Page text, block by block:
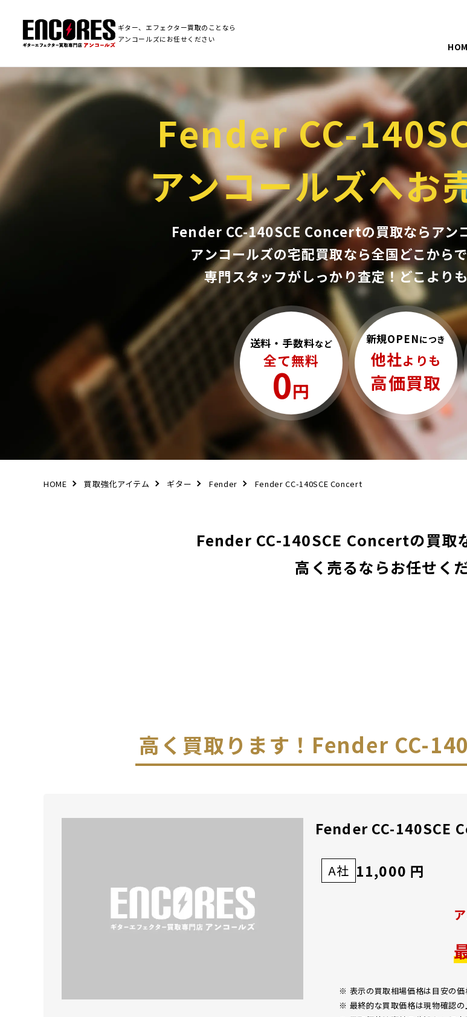
ギター、エフェクター買取のことなら
アンコールズにお任せください
Fender CC-
アンコールズへお
Fender CC-140SCE Concertの買取ならアン
アンコールズの宅配買取なら全国どこから
専門スタッフがしっかり査定！どこより
送料・手数料など
全て無料
0円
新規OPENにつき
他社よりも
高価買取
HOME 買取強化アイテム ギター Fender Fender CC-140SCE Concert
Fender CC-140SCE Concertの買取
高く売るならお任せくだ
高く買取ります！ Fender CC-
Fender CC-140SCE
A社 11,000 円
※ 表示の買取相場価格は目安の価
※ 最終的な買取価格は現物確認の